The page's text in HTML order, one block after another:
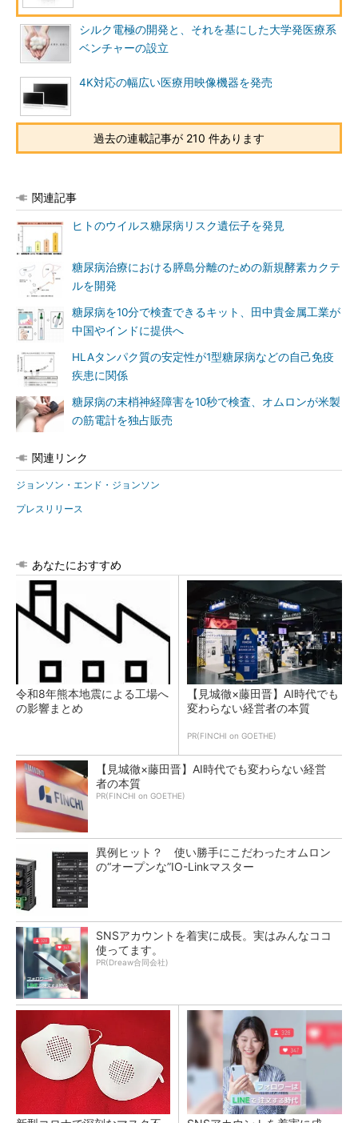
シルク電極の開発と、それを基にした大学発医療系
ベンチャーの設立
4K対応の幅広い医療用映像機器を発売
過去の連載記事が 210 件あります
関連記事
ヒトのウイルス糖尿病リスク遺伝子を発見
糖尿病治療における膵島分離のための新規酵素カクテ
ルを開発
糖尿病を10分で検査できるキット、田中貴金属工業が
中国やインドに提供へ
HLAタンパク質の安定性が1型糖尿病などの自己免疫
疾患に関係
糖尿病の末梢神経障害を10秒で検査、オムロンが米製
の筋電計を独占販売
関連リンク
ジョンソン・エンド・ジョンソン
プレスリリース
あなたにおすすめ
令和8年熊本地震による工場へ
の影響まとめ
【見城徹×藤田晋】AI時代でも
変わらない経営者の本質
PR(FINCHI on GOETHE)
【見城徹×藤田晋】AI時代でも変わらない経営
者の本質
PR(FINCHI on GOETHE)
異例ヒット？ 使い勝手にこだわったオムロン
の“オープンな”IO-Linkマスター
SNSアカウントを着実に成長。実はみんなココ
使ってます。
PR(Dreaw合同会社)